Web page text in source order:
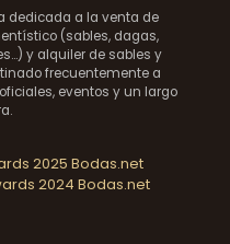
dedicada a la venta de
(sables, dagas,
y alquiler de sables y
frecuentemente a
eventos y un largo